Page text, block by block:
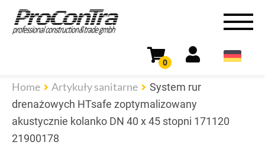
0
Home Artykuły sanitarne
System rur
drenażowych HTsafe zoptymalizowany
akustycznie kolanko DN 40 x 45 stopni 171120
21900178